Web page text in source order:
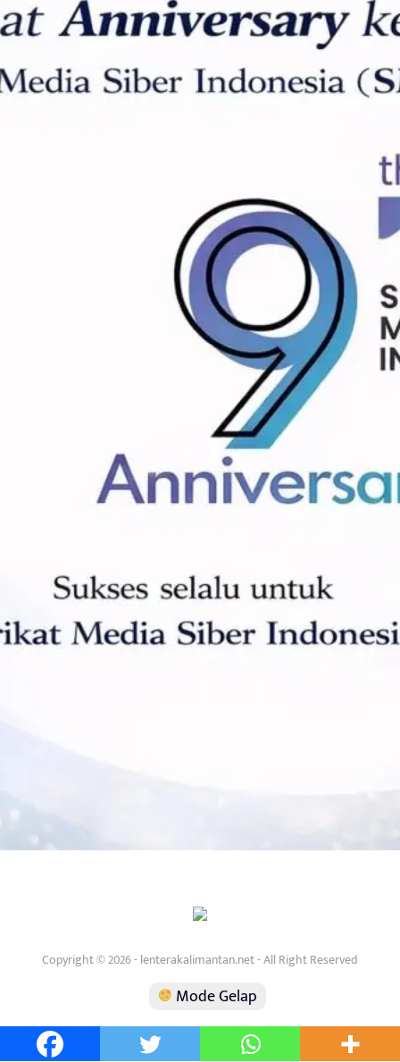
Copyright © 2026 - lenterakalimantan.net - All Right Reserved
Mode Gelap